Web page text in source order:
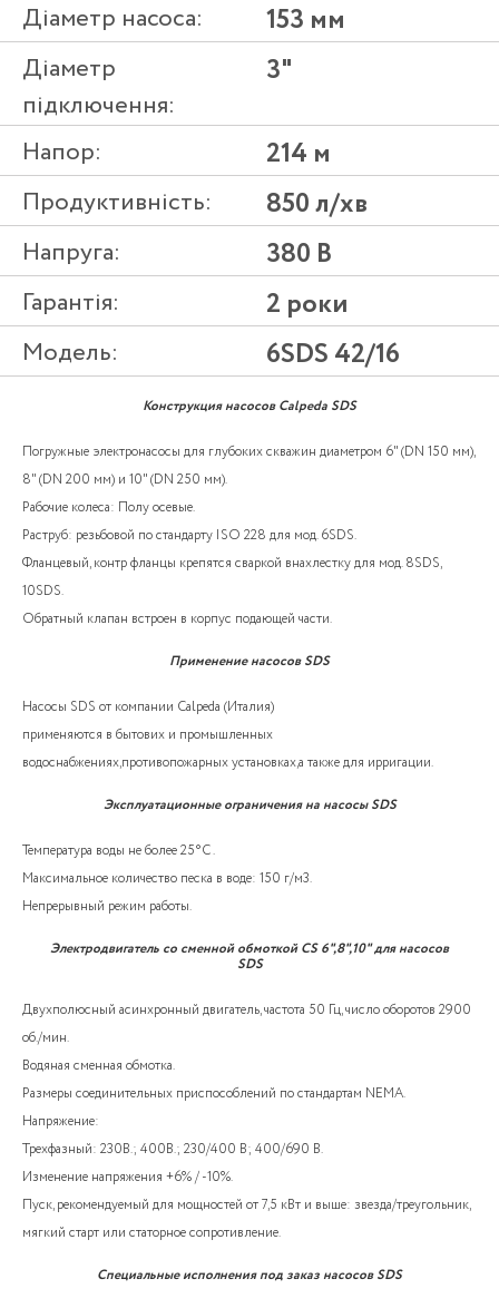
Діаметр насоса: 153 мм
Діаметр
підключення:
3"
Напор: 214 м
Продуктивність: 850 л/хв
Напруга: 380 В
Гарантія: 2 роки
Модель: 6SDS 42/16
Конструкция насосов Calpeda SDS
Погружные электронасосы для глубоких скважин диаметром 6" (DN 150 мм),
8" (DN 200 мм) и 10" (DN 250 мм).
Рабочие колеса: Полу осевые.
Раструб: резьбовой по стандарту ISO 228 для мод. 6SDS.
Фланцевый, контр фланцы крепятся сваркой внахлестку для мод. 8SDS,
10SDS.
Обратный клапан встроен в корпус подающей части.
Применение насосов SDS
Насосы SDS от компании Calpeda (Италия)
применяются в бытових и промышленных
водоснабжениях,противопожарных установках,а также для ирригации.
Эксплуатационные ограничения на насосы SDS
Температура воды не более 25°C .
Максимальное количество песка в воде: 150 г/м3.
Непрерывный режим работы.
Электродвигатель со сменной обмоткой CS 6",8",10" для насосов
SDS
Двухполюсный асинхронный двигатель, частота 50 Гц, число оборотов 2900
об./мин.
Водяная сменная обмотка.
Размеры соединительных приспособлений по стандартам NEMA.
Напряжение:
Трехфазный: 230В.; 400В.; 230/400 В; 400/690 В.
Изменение напряжения +6% / -10%.
Пуск, рекомендуемый для мощностей от 7,5 кВт и выше: звезда/треугольник,
мягкий старт или статорное сопротивление.
Специальные исполнения под заказ насосов SDS